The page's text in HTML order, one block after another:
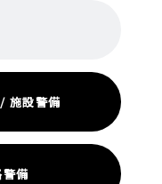
施設警備
備